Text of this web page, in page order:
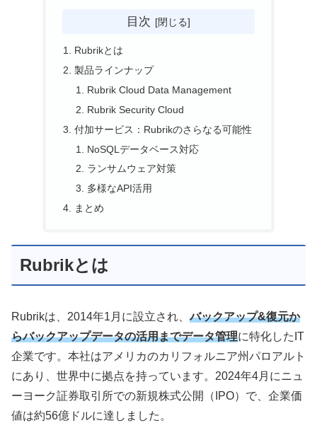
目次
Rubrikとは
製品ラインナップ
Rubrik Cloud Data Management
Rubrik Security Cloud
付加サービス：Rubrikのさらなる可能性
NoSQLデータベース対応
ランサムウェア対策
多様なAPI活用
まとめ
Rubrikとは
Rubrikは、2014年1月に設立され、バックアップ&復元か
らバックアップデータの活用までデータ管理に特化したIT
企業です。本社はアメリカのカリフォルニア州パロアルト
にあり、世界中に拠点を持っています。2024年4月にニュ
ーヨーク証券取引所での新規株式公開（IPO）で、企業価
値は約56億ドルに達しました。